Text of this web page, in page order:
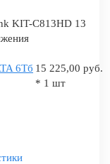
KIT-C813HD 13
6Tб 15 225,00 руб.
* 1 шт